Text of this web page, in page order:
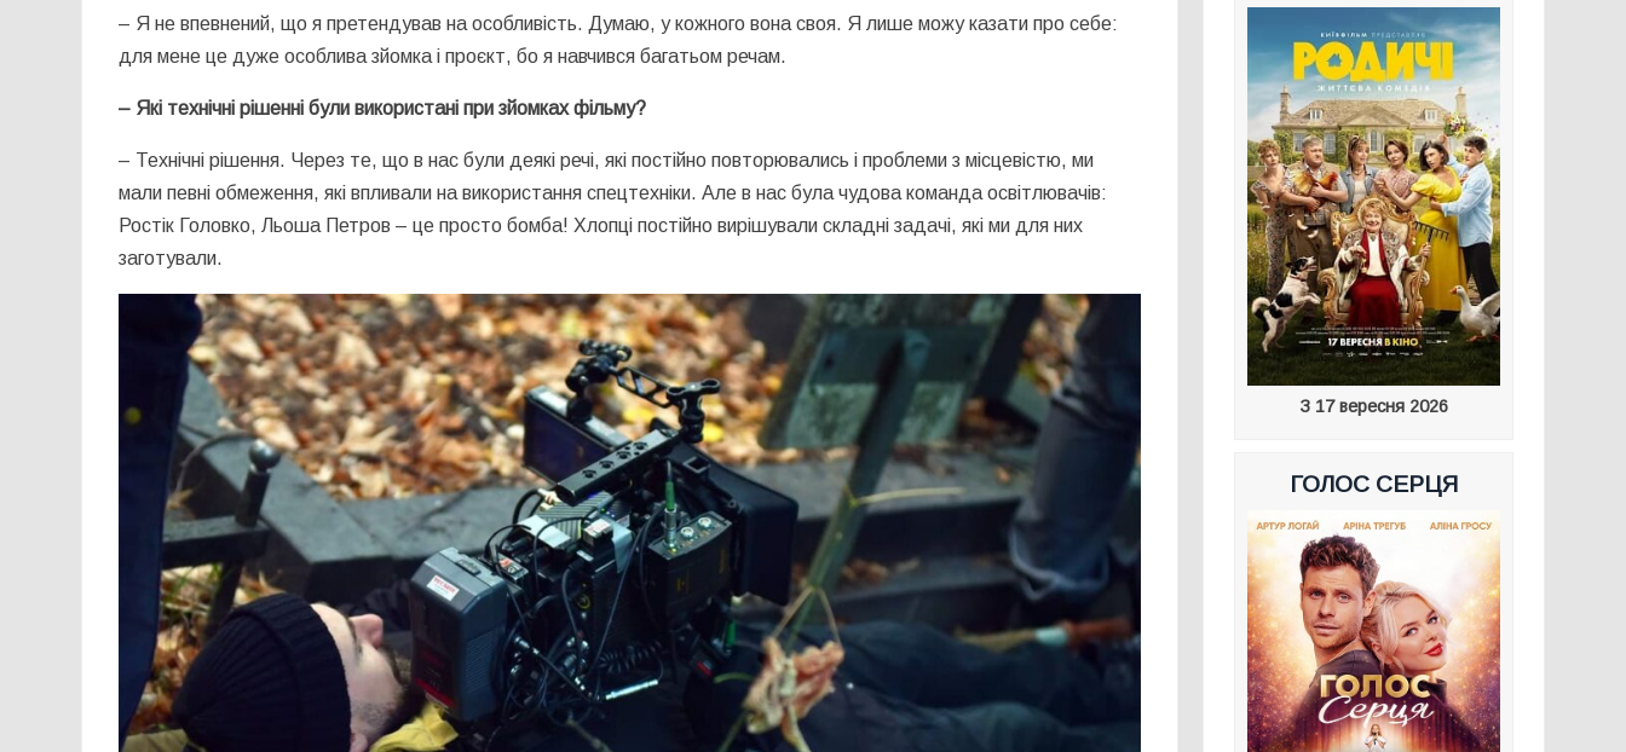
– Я не впевнений, що я претендував на особливість. Думаю, у кожного вона своя. Я лише можу казати про себе:
для мене це дуже особлива зйомка і проєкт, бо я навчився багатьом речам.
– Які технічні рішенні були використані при зйомках фільму?
– Технічні рішення. Через те, що в нас були деякі речі, які постійно повторювались і проблеми з місцевістю, ми
мали певні обмеження, які впливали на використання спецтехніки. Але в нас була чудова команда освітлювачів:
Ростік Головко, Льоша Петров – це просто бомба! Хлопці постійно вирішували складні задачі, які ми для них
заготували.
З 17 вересня 2026
ГОЛОС СЕРЦЯ